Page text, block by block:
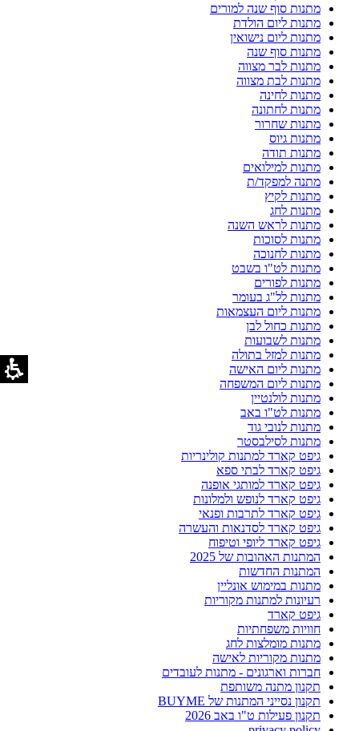
מתנות סוף שנה למורים
מתנות ליום הולדת
מתנות ליום נישואין
מתנות סוף שנה
מתנות לבר מצווה
מתנות לבת מצווה
מתנות לחינה
מתנות לחתונה
מתנות שחרור
מתנות גיוס
מתנות תודה
מתנות למילואים
מתנה למפקד/ת
מתנות לקיץ
מתנות לחג
מתנות לראש השנה
מתנות לסוכות
מתנות לחנוכה
מתנות לט"ו בשבט
מתנות לפורים
מתנות לל"ג בעומר
מתנות ליום העצמאות
מתנות כחול לבן
מתנות לשבועות
מתנות למזל בתולה
מתנות ליום האישה
מתנות ליום המשפחה
מתנות לולנטיין
מתנות לט"ו באב
מתנות לנובי גוד
מתנות לסילבסטר
גיפט קארד למתנות קולינריות
גיפט קארד לבתי ספא
גיפט קארד למותגי אופנה
גיפט קארד לנופש ולמלונות
גיפט קארד לתרבות ופנאי
גיפט קארד לסדנאות והעשרה
גיפט קארד ליופי וטיפוח
המתנות האהובות של 2025
המתנות החדשות
מתנות במימוש אונליין
רעיונות למתנות מקוריות
גיפט קארד
חוויות משפחתיות
מתנות מומלצות לחג
מתנות מקוריות לאישה
חברות וארגונים - מתנות לעובדים
תקנון מתנה משותפת
תקנון נסייני המתנות של BUYME
תקנון פעילות ט"ו באב 2026